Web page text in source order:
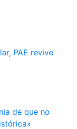
PAE revive
de que no